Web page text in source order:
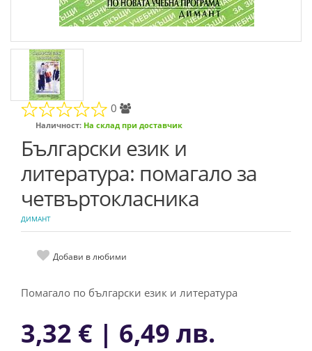
0
Наличност: На склад при доставчик
Български език и
литература: помагало за
четвъртокласника
ДИМАНТ
Добави в любими
Помагало по български език и литература
3,32 € | 6,49 лв.